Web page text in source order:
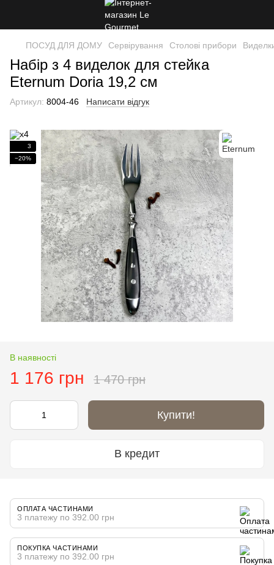
ПОСУД ДЛЯ ДОМУ Сервірування Столові прибори
Набір з 4 виделок для стейка
Eternum Doria 19,2 см
Артикул: 8004-46 Написати відгук
3
−20%
В наявності
1 176 грн 1 470 грн
Купити!
В кредит
ОПЛАТА ЧАСТИНАМИ
3 платежу по 392.00 грн
ПОКУПКА ЧАСТИНАМИ
3 платежу по 392.00 грн